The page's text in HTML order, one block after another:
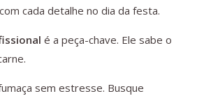
cada detalhe no dia da festa.
é a peça-chave. Ele sabe o
sem estresse. Busque